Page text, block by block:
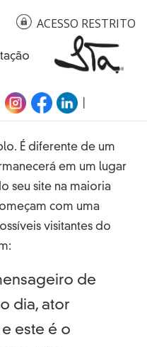
ACESSO RESTRITO
É diferente de um
em um lugar
seu site na maioria
com uma
visitantes do
de
dia, ator
este é o